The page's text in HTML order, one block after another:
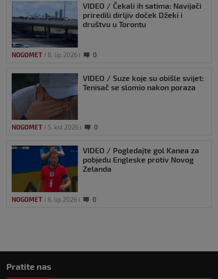
VIDEO / Čekali ih satima: Navijači
priredili dirljiv doček Džeki i
društvu u Torontu
NOGOMET 8. lip 2026 0
VIDEO / Suze koje su obišle svijet:
Tenisač se slomio nakon poraza
NOGOMET 5. kol 2026 0
VIDEO / Pogledajte gol Kanea za
pobjedu Engleske protiv Novog
Zelanda
NOGOMET 6. lip 2026 0
Pratite nas